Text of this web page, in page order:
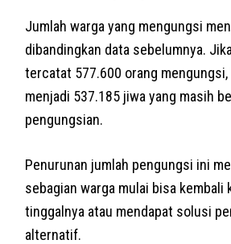
Jumlah warga yang mengungsi
dibandingkan data sebelumnya.
tercatat 577.600 orang
menjadi 537.185 jiwa yang masih
pengungsian.
Penurunan jumlah pengungsi ini
sebagian warga mulai bisa kembali
tinggalnya atau mendapat solusi
alternatif.